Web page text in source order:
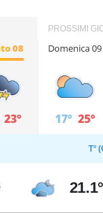
PROSSIMI
08
23°
Domenica 09
17° 25°
T°
21.1°